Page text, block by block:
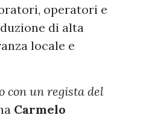
operatori e
di alta
locale e
con un regista del
Carmelo